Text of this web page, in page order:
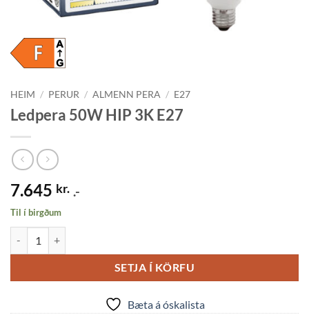
HEIM / PERUR / ALMENN PERA / E27
Ledpera 50W HIP 3K E27
7.645 kr. .-
Til í birgðum
SETJA Í KÖRFU
Bæta á óskalista